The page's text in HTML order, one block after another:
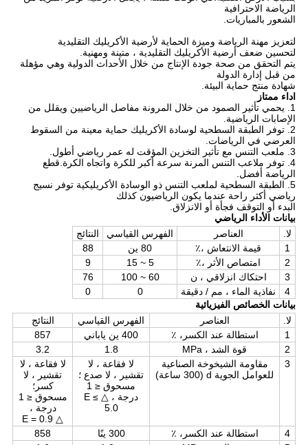
الرياضة الاحترافية
الشعور بالمباريات.
لتعزيز مهنة الرياضة وميزة الحماية لأرضية الأكريليك التقليدية
لتحسين ضعف أرضية الأكريليك التقليدية ، متينة ومهنية.
يتم التحقق من صحة جودة الإنتاج من خلال الأحداث الدولية وهي مؤهلة
من قبل إدارة الدولة
شهادة منتج حماية البيئة.
اداء ممتاز
1. يحمي تأثير الصمود من خلال المرونة مفاصل الرياضيين ويقلل من
الإصابات الرياضية.
2. توفر الطبقة السطحية لوسادة الأكريليك حماية معينة من السقوط
العرضي في الرياضات.
3. ملعب التنس مع تأثير التخزين المؤقت له عمر رياضي أطول.
4. توفر ملاعب التنس المرنة سرعة أكبر للكرة واتجاه الكرة.قطع
الرياضة أفضل.
5. الطبقة السطحية لملعب التنس ذو الوسادة الأكريليكية توفر نسيج
رياضي أكثر راحة عندما يكون الرياضيون كذلك
البدء أو التوقف فجأة أو الانزلاق.
بيانات الأداء الرياضي
لا.
العناصر الفهرس القياسي
النتائج
1
قيمة الانتعاش ،٪ 80 ين
88
2
امتصاص الأثر ،٪ 5 ~ 15
9
3
احتكاك انزلاقي ، ن 60 ~ 100
76
4
نفاذية الماء ، مم / دقيقة 0
0
بيانات الخصائص الفيزيائية
لا.
العناصر الفهرس القياسي
النتائج
1
استطالة عند الكسر، ٪ 400 ين ياباني
857
2
قوة الشد ، MPa 1.8
3.2
3
مقاومة الشيخوخة الصناعية
للعوامل الجوية d (300 ساعة)
لا فقاعة ، لا
تقشير ، لا صدع ؛
مسحوق ≤ 1
درجة ، △ E ≤
5.0
لا فقاعة ، لا
تقشير ، لا
كسر؛
مسحوق ≤ 1
درجة ،
△ E = 0.9
4
استطالة عند الكسر، ٪ 300 ينًا
858